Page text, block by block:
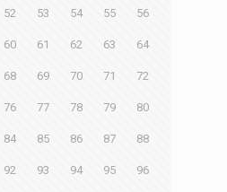
52 53 54 55 56
60 61 62 63 64
68 69 70 71 72
76 77 78 79 80
84 85 86 87 88
92 93 94 95 96